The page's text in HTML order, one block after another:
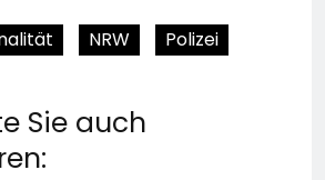
NRW Polizei
Sie auch